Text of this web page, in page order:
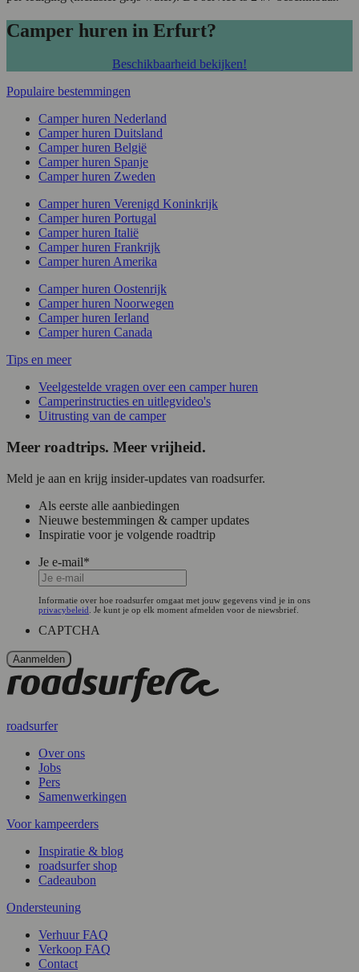
Camper huren in Erfurt?
Beschikbaarheid bekijken!
Populaire bestemmingen
Camper huren Nederland
Camper huren Duitsland
Camper huren België
Camper huren Spanje
Camper huren Zweden
Camper huren Verenigd Koninkrijk
Camper huren Portugal
Camper huren Italië
Camper huren Frankrijk
Camper huren Amerika
Camper huren Oostenrijk
Camper huren Noorwegen
Camper huren Ierland
Camper huren Canada
Tips en meer
Veelgestelde vragen over een camper huren
Camperinstructies en uitlegvideo's
Uitrusting van de camper
Meer roadtrips. Meer vrijheid.
Meld je aan en krijg insider-updates van roadsurfer.
Als eerste alle aanbiedingen
Nieuwe bestemmingen & camper updates
Inspiratie voor je volgende roadtrip
Je e-mail*
Informatie over hoe roadsurfer omgaat met jouw gegevens vind je in ons
privacybeleid . Je kunt je op elk moment afmelden voor de niewsbrief.
CAPTCHA
roadsurfer
Over ons
Jobs
Pers
Samenwerkingen
Voor kampeerders
Inspiratie & blog
roadsurfer shop
Cadeaubon
Ondersteuning
Verhuur FAQ
Verkoop FAQ
Contact